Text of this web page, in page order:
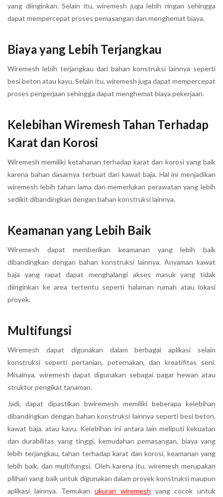
yang diinginkan. Selain itu, wiremesh juga lebih ringan sehingga
dapat mempercepat proses pemasangan dan menghemat biaya.
Biaya yang Lebih Terjangkau
Wiremesh lebih terjangkau dari bahan konstruksi lainnya seperti
besi beton atau kayu. Selain itu, wiremesh juga dapat mempercepat
proses pengerjaan sehingga dapat menghemat biaya pekerjaan.
Kelebihan Wiremesh Tahan Terhadap
Karat dan Korosi
Wiremesh memiliki ketahanan terhadap karat dan korosi yang baik
karena bahan dasarnya terbuat dari kawat baja. Hal ini menjadikan
wiremesh lebih tahan lama dan memerlukan perawatan yang lebih
sedikit dibandingkan dengan bahan konstruksi lainnya.
Keamanan yang Lebih Baik
Wiremesh dapat memberikan keamanan yang lebih baik
dibandingkan dengan bahan konstruksi lainnya. Anyaman kawat
baja yang rapat dapat menghalangi akses masuk yang tidak
diinginkan ke area tertentu seperti halaman rumah atau lokasi
proyek.
Multifungsi
Wiremesh dapat digunakan dalam berbagai aplikasi selain
konstruksi seperti pertanian, peternakan, dan kreatifitas seni.
Misalnya, wiremesh dapat digunakan sebagai pagar hewan atau
struktur pengikat tanaman.
Jadi, dapat dipastikan bwiremesh memiliki beberapa kelebihan
dibandingkan dengan bahan konstruksi lainnya seperti besi beton,
kawat baja, atau kayu. Kelebihan ini antara lain meliputi kekuatan
dan durabilitas yang tinggi, kemudahan pemasangan, biaya yang
lebih terjangkau, tahan terhadap karat dan korosi, keamanan yang
lebih baik, dan multifungsi. Oleh karena itu, wiremesh merupakan
pilihan yang baik untuk digunakan dalam proyek konstruksi maupun
aplikasi lainnya. Temukanukuran wiremesh yang cocok untuk